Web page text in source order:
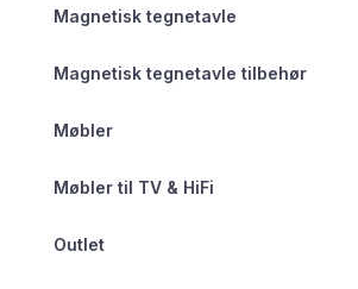
Magnetisk tegnetavle
Magnetisk tegnetavle tilbehør
Møbler
Møbler til TV & HiFi
Outlet